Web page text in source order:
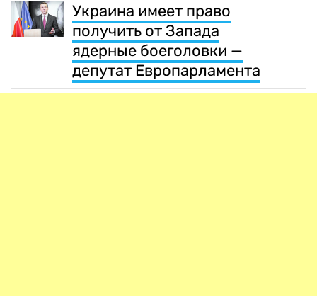
Украина имеет право
получить от Запада
ядерные боеголовки —
депутат Европарламента